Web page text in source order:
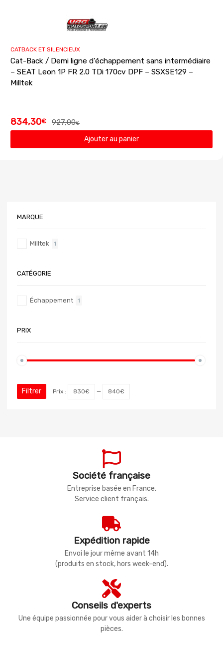
CATBACK ET SILENCIEUX
Cat-Back / Demi ligne d’échappement sans intermédiaire
– SEAT Leon 1P FR 2.0 TDi 170cv DPF – SSXSE129 –
Milltek
927,00€
834,30€
Ajouter au panier
MARQUE
Milltek 1
CATÉGORIE
Échappement 1
PRIX
Filtrer Prix : 830€ — 840€
Société française
Entreprise basée en France.
Service client français.
Expédition rapide
Envoi le jour même avant 14h
(produits en stock, hors week-end).
Conseils d'experts
Une équipe passionnée pour vous aider à choisir les bonnes
pièces.